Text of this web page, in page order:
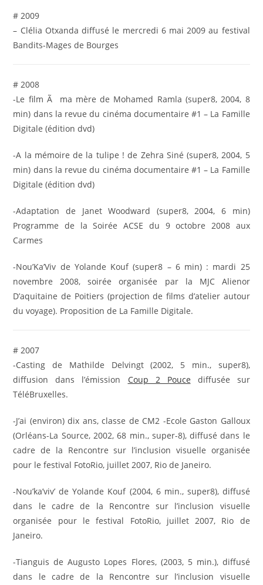
# 2009
– Clélia Otxanda diffusé le mercredi 6 mai 2009 au festival
Bandits-Mages de Bourges
# 2008
-Le film Ã ma mère de Mohamed Ramla (super8, 2004, 8
min) dans la revue du cinéma documentaire #1 – La Famille
Digitale (édition dvd)
-A la mémoire de la tulipe ! de Zehra Siné (super8, 2004, 5
min) dans la revue du cinéma documentaire #1 – La Famille
Digitale (édition dvd)
-Adaptation de Janet Woodward (super8, 2004, 6 min)
Programme de la Soirée ACSE du 9 octobre 2008 aux
Carmes
-Nou’Ka’Viv de Yolande Kouf (super8 – 6 min) : mardi 25
novembre 2008, soirée organisée par la MJC Alienor
D’aquitaine de Poitiers (projection de films d’atelier autour
du voyage). Proposition de La Famille Digitale.
# 2007
-Casting de Mathilde Delvingt (2002, 5 min., super8),
diffusion dans l’émission Coup 2 Pouce diffusée sur
TéléBruxelles.
-J’ai (environ) dix ans, classe de CM2 -Ecole Gaston Galloux
(Orléans-La Source, 2002, 68 min., super-8), diffusé dans le
cadre de la Rencontre sur l’inclusion visuelle organisée
pour le festival FotoRio, juillet 2007, Rio de Janeiro.
-Nou’ka’viv’ de Yolande Kouf (2004, 6 min., super8), diffusé
dans le cadre de la Rencontre sur l’inclusion visuelle
organisée pour le festival FotoRio, juillet 2007, Rio de
Janeiro.
-Tianguis de Augusto Lopes Flores, (2003, 5 min.), diffusé
dans le cadre de la Rencontre sur l’inclusion visuelle